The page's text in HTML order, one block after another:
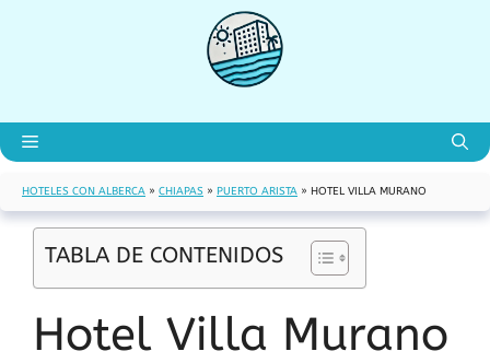
Menú
HOTELES CON ALBERCA » CHIAPAS » PUERTO ARISTA » HOTEL VILLA MURANO
TABLA DE CONTENIDOS
Hotel Villa Murano